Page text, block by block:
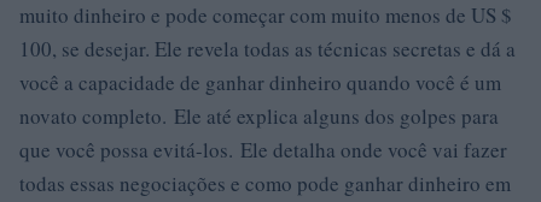
muito dinheiro e pode começar com muito menos de US $
100, se desejar. Ele revela todas as técnicas secretas e dá a
você a capacidade de ganhar dinheiro quando você é um
novato completo. Ele até explica alguns dos golpes para
que você possa evitá-los. Ele detalha onde você vai fazer
todas essas negociações e como pode ganhar dinheiro em